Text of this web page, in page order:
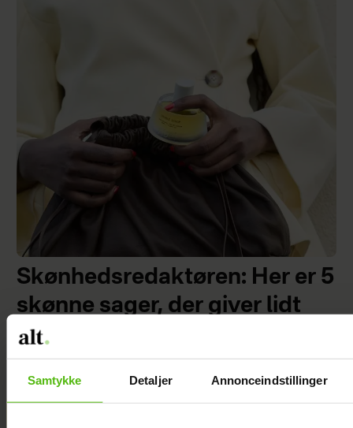
Samtykke Detaljer Annonceindstillinger
Skønhedsredaktøren: Her er 5
skønne sager, der giver lidt
ekstra luksus til ferien –
uanset destination